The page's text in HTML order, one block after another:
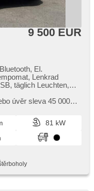
9 500 EUR
El.
Lenkrad
täglich Leuchten,
Elektronisches
Reifendrucksensor,
asistent jízdy v
úvěr sleva 45 000
81 kW